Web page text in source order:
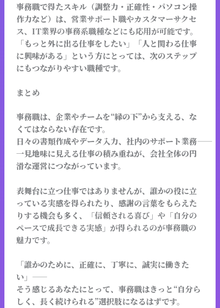
事務職で得たスキル（調整力・正確性・パソコン操
作力など）は、 営業サポート職やカスタマーサクセ
ス、IT業界の事務系職種などにも応用が可能です。
「もっと外に出る仕事をしたい」「人と関わる仕事
に興味がある」という方にとっては、次のステップ
にもつながりやすい職種です。
まとめ
事務職は、企業やチームを“縁の下”から支える、な
くてはならない存在です。
日々の書類作成やデータ入力、社内のサポート業務――
一見地味に見える仕事の積み重ねが、会社全体の円
滑な運営につながっています。
表舞台に立つ仕事ではありませんが、誰かの役に立
っている実感を得られたり、感謝の言葉をもらえた
りする機会も多く、
「信頼される喜び」や「自分の
ペースで成長できる実感」が得られるのが事務職の
魅力です。
「誰かのために、正確に、丁寧に、誠実に働きた
い」――
そう感じるあなたにとって、事務職はきっと“自分ら
しく、長く続けられる”選択肢になるはずです。